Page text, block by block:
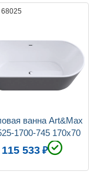
68025
ванна Art&Max
1700-745 170x70
115 533